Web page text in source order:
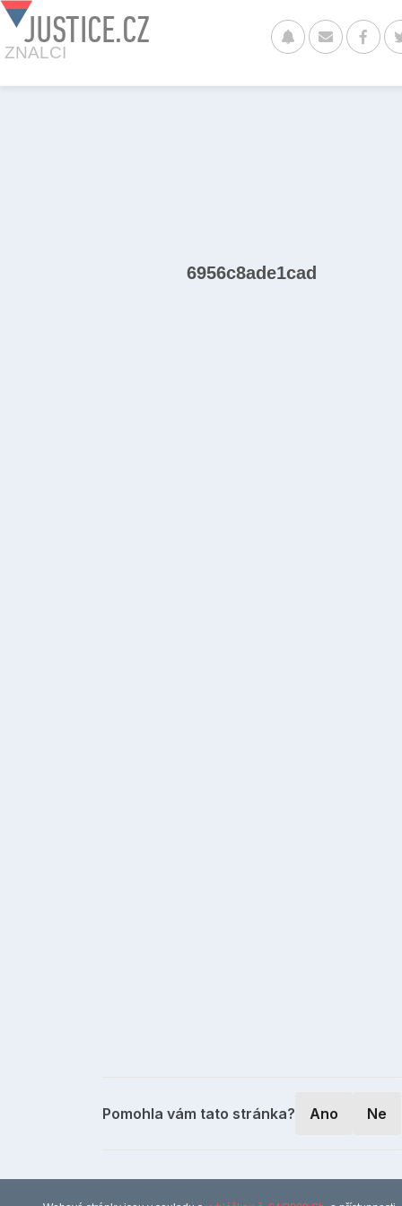
JUSTICE.CZ
ZNALCI
6956c8ade1cad
Pomohla vám tato stránka? Ano Ne